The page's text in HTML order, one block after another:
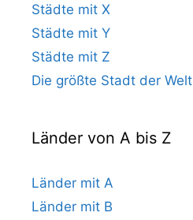
Städte mit X
Städte mit Y
Städte mit Z
Die größte Stadt der Welt
Länder von A bis Z
Länder mit A
Länder mit B